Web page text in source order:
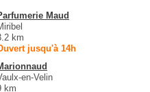
Maud
km
jusqu'à 14h
en-Velin
km